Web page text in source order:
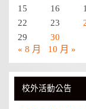
15
16
22
23
29
30
« 8 月
10 月 »
校外活動公告